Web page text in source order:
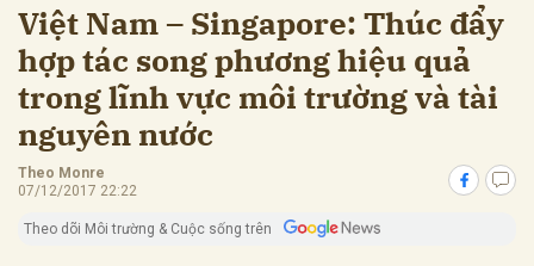
Việt Nam – Singapore: Thúc đẩy
hợp tác song phương hiệu quả
trong lĩnh vực môi trường và tài
nguyên nước
Theo Monre
07/12/2017 22:22
Theo dõi Môi trường & Cuộc sống trên
Hủy